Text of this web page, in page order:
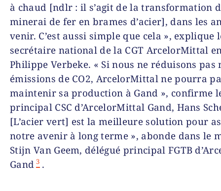
à chaud [ndlr : il s’agit de la transformation
minerai de fer en brames d’acier], dans les
venir. C’est aussi simple que cela », explique
secrétaire national de la CGT ArcelorMittal
Philippe Verbeke. « Si nous ne réduisons pas
émissions de CO2, ArcelorMittal ne pourra
maintenir sa production à Gand », confirme
principal CSC d’ArcelorMittal Gand, Hans
[L’acier vert] est la meilleure solution pour
notre avenir à long terme », abonde dans le
Stijn Van Geem, délégué principal FGTB
Gand 3 .